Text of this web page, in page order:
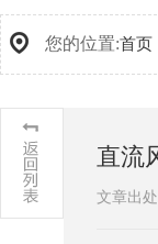
您的位置:首页
直流
文章出处